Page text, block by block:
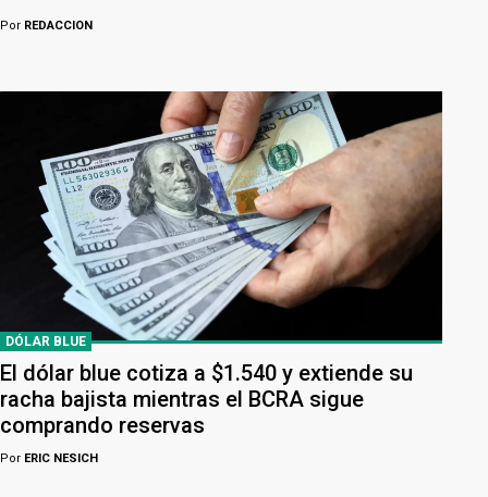
Por REDACCION
DÓLAR BLUE
El dólar blue cotiza a $1.540 y extiende su
racha bajista mientras el BCRA sigue
comprando reservas
Por ERIC NESICH